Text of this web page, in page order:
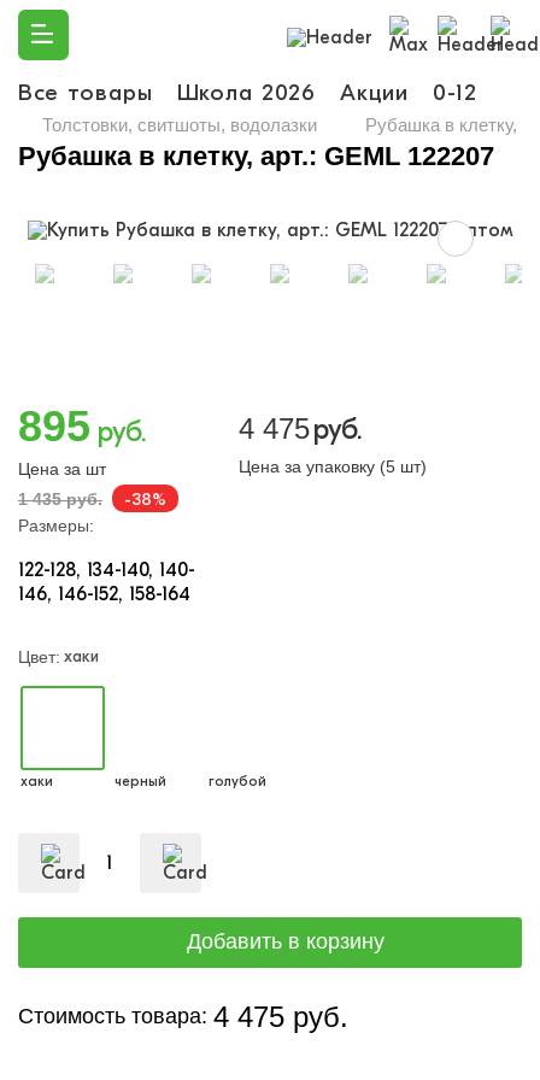
Все товары Школа 2026 Акции 0-12
Толстовки, свитшоты, водолазки Рубашка в клетку,
Рубашка в клетку, арт.: GEML 122207
1 435 руб. -38%
895 руб.
Цена за шт
4 475руб.
Цена за упаковку (5 шт)
Размеры:
122-128 134-140 140-
146 146-152 158-164
Цвет: хаки
хаки черный голубой
Стоимость товара: 4 475 руб.